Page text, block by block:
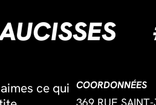
ce qui COORDONNÉES